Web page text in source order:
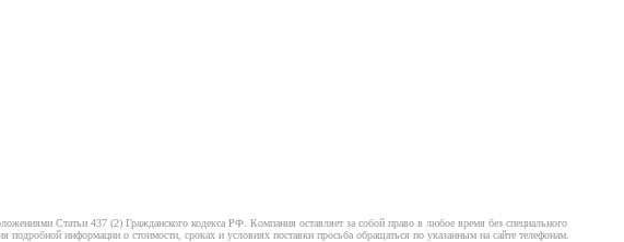
Статьи 437 (2) Гражданского кодекса РФ. Компания оставляет за собой право в любое время без специального
информации о стоимости, сроках и условиях поставки просьба обращаться по указанным на сайте телефонам.